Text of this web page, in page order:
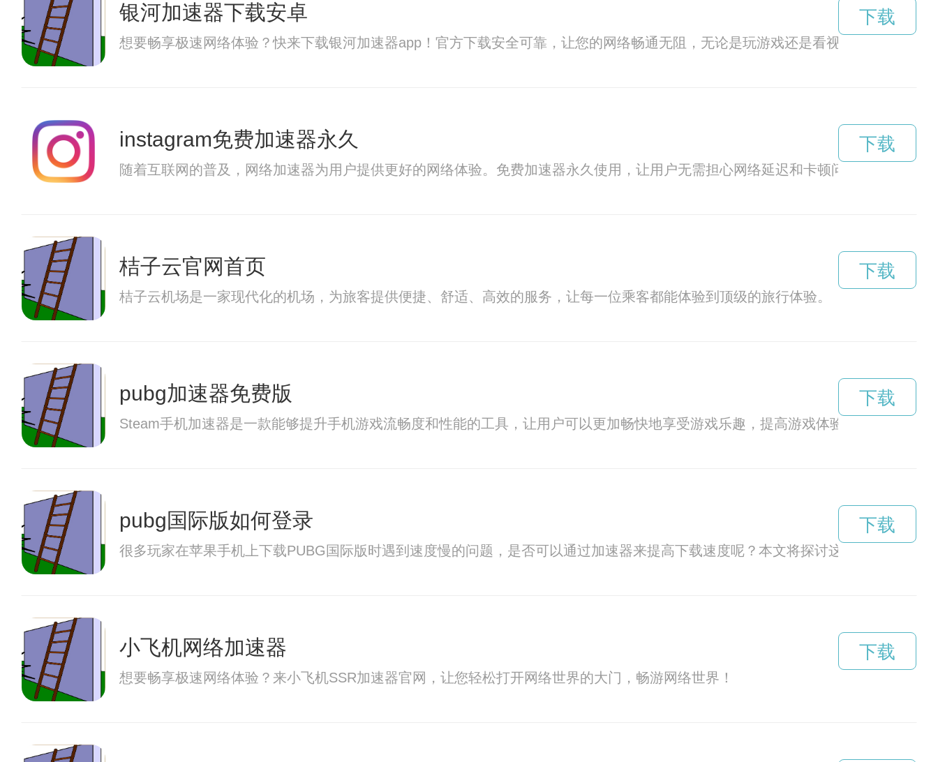
银河加速器下载安卓
想要畅享极速网络体验？快来下载银河加速器app！官方下载安全可靠，让您的网络畅通无阻，无论是玩游戏还是看视频，都能享受
下载
instagram免费加速器永久
随着互联网的普及，网络加速器为用户提供更好的网络体验。免费加速器永久使用，让用户无需担心网络延迟和卡顿问题。
下载
桔子云官网首页
桔子云机场是一家现代化的机场，为旅客提供便捷、舒适、高效的服务，让每一位乘客都能体验到顶级的旅行体验。
下载
pubg加速器免费版
Steam手机加速器是一款能够提升手机游戏流畅度和性能的工具，让用户可以更加畅快地享受游戏乐趣，提高游戏体验。
下载
pubg国际版如何登录
很多玩家在苹果手机上下载PUBG国际版时遇到速度慢的问题，是否可以通过加速器来提高下载速度呢？本文将探讨这个问题。
下载
小飞机网络加速器
想要畅享极速网络体验？来小飞机SSR加速器官网，让您轻松打开网络世界的大门，畅游网络世界！
下载